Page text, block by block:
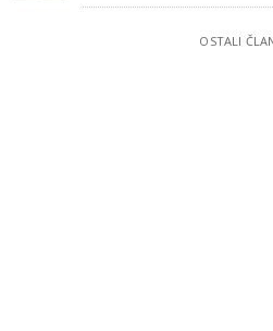
OSTALI